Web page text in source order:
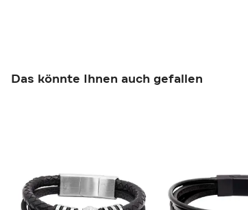
Das könnte Ihnen auch gefallen